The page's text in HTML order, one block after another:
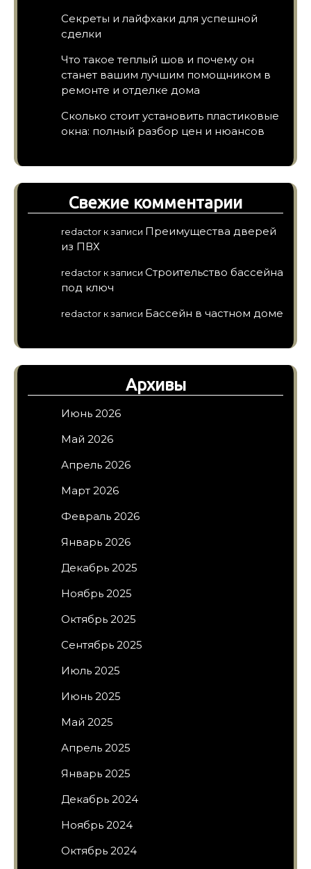
Секреты и лайфхаки для успешной
сделки
Что такое теплый шов и почему он
станет вашим лучшим помощником в
ремонте и отделке дома
Сколько стоит установить пластиковые
окна: полный разбор цен и нюансов
Свежие комментарии
redactor к записи Преимущества дверей
из ПВХ
redactor к записи Строительство бассейна
под ключ
redactor к записи Бассейн в частном доме
Архивы
Июнь 2026
Май 2026
Апрель 2026
Март 2026
Февраль 2026
Январь 2026
Декабрь 2025
Ноябрь 2025
Октябрь 2025
Сентябрь 2025
Июль 2025
Июнь 2025
Май 2025
Апрель 2025
Январь 2025
Декабрь 2024
Ноябрь 2024
Октябрь 2024